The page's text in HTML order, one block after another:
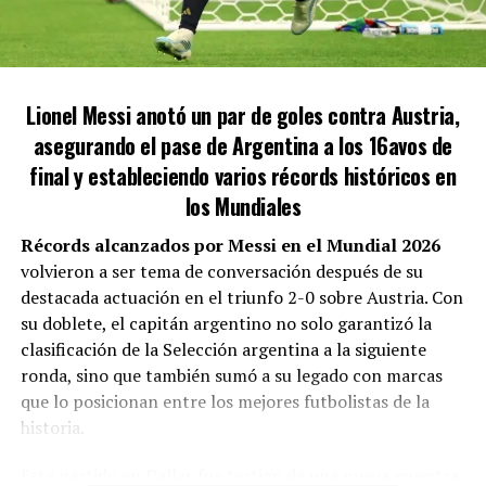
garaje. Se formó en Argentina, pero luego se olvidó
de su tierra. Cristina financió su pelea en Vélez y
ahora critica a los peronistas. Es un piojo
, declaró Castro sobre Martínez.
HINCHAS VISITANTES: DETALLES DE LAS
ENTRADAS
Este evento representa un piloto. Se han asignado 1500
localidades para los hinchas visitantes, con un costo de
$40.000 por entrada. Desde el Club Los Andes han
declarado:
«Disfrutemos juntos de esta fiesta del
fútbol, apoyando a nuestro equipo como en los
viejos tiempos».
Lionel Messi anotó un par de goles contra Austria,
asegurando el pase de Argentina a los 16avos de
final y estableciendo varios récords históricos en
los Mundiales
Récords alcanzados por Messi en el Mundial 2026
volvieron a ser tema de conversación después de su
destacada actuación en el triunfo 2-0 sobre Austria. Con
su doblete, el capitán argentino no solo garantizó la
clasificación de la Selección argentina a la siguiente
ronda, sino que también sumó a su legado con marcas
que lo posicionan entre los mejores futbolistas de la
historia.